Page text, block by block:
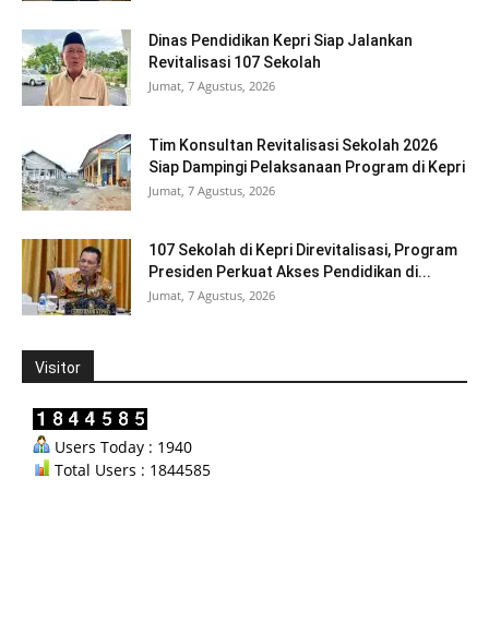
Dinas Pendidikan Kepri Siap Jalankan
Revitalisasi 107 Sekolah
Jumat, 7 Agustus, 2026
Tim Konsultan Revitalisasi Sekolah 2026
Siap Dampingi Pelaksanaan Program di Kepri
Jumat, 7 Agustus, 2026
107 Sekolah di Kepri Direvitalisasi, Program
Presiden Perkuat Akses Pendidikan di...
Jumat, 7 Agustus, 2026
Visitor
Users Today : 1940
Total Users : 1844585